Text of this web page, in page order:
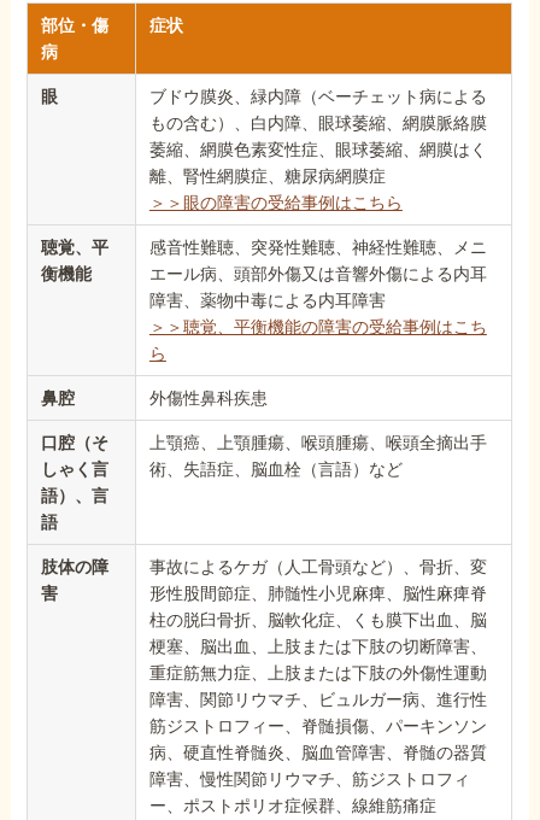
部位・傷
病
症状
眼
ブドウ膜炎、緑内障（ベーチェット病による
もの含む）、白内障、眼球萎縮、網膜脈絡膜
萎縮、網膜色素変性症、眼球萎縮、網膜はく
離、腎性網膜症、糖尿病網膜症
＞＞眼の障害の受給事例はこちら
聴覚、平
衡機能
感音性難聴、突発性難聴、神経性難聴、メニ
エール病、頭部外傷又は音響外傷による内耳
障害、薬物中毒による内耳障害
＞＞聴覚、平衡機能の障害の受給事例はこち
ら
鼻腔 外傷性鼻科疾患
口腔（そ
しゃく言
語）、言
語
上顎癌、上顎腫瘍、喉頭腫瘍、喉頭全摘出手
術、失語症、脳血栓（言語）など
肢体の障
害
事故によるケガ（人工骨頭など）、骨折、変
形性股間節症、肺髄性小児麻痺、脳性麻痺脊
柱の脱臼骨折、脳軟化症、くも膜下出血、脳
梗塞、脳出血、上肢または下肢の切断障害、
重症筋無力症、上肢または下肢の外傷性運動
障害、関節リウマチ、ビュルガー病、進行性
筋ジストロフィー、脊髄損傷、パーキンソン
病、硬直性脊髄炎、脳血管障害、脊髄の器質
障害、慢性関節リウマチ、筋ジストロフィ
ー、ポストポリオ症候群、線維筋痛症